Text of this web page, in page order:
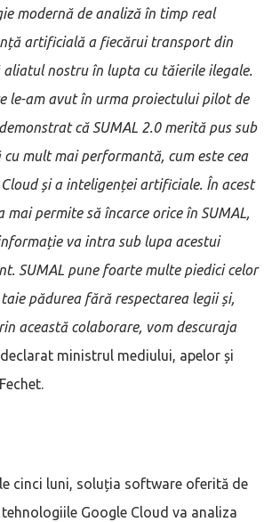
modernă de analiză în timp real
artificială a fiecărui transport din
aliatul nostru în lupta cu tăierile ilegale.
le-am avut în urma proiectului pilot de
că SUMAL 2.0 merită pus sub
mult mai performantă, cum este cea
și a inteligenței artificiale. În acest
mai permite să încarce orice în SUMAL,
va intra sub lupa acestui
SUMAL pune foarte multe piedici celor
pădurea fără respectarea legii și,
această colaborare, vom descuraja
ministrul mediului, apelor și
cinci luni, soluția software oferită de
Google Cloud va analiza